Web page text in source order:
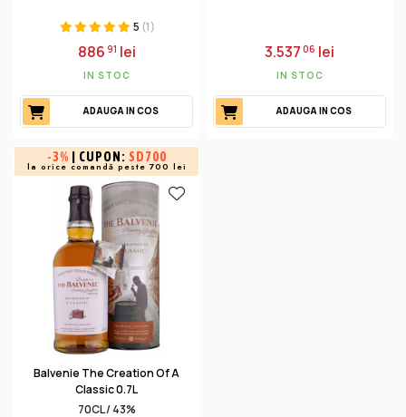
5 (1)
88691 lei
IN STOC
ADAUGA IN COS
3.53706 lei
IN STOC
ADAUGA IN COS
-3% | CUPON: SD700
la orice comandă peste 700 lei
Balvenie The Creation Of A
Classic 0.7L
70CL / 43%